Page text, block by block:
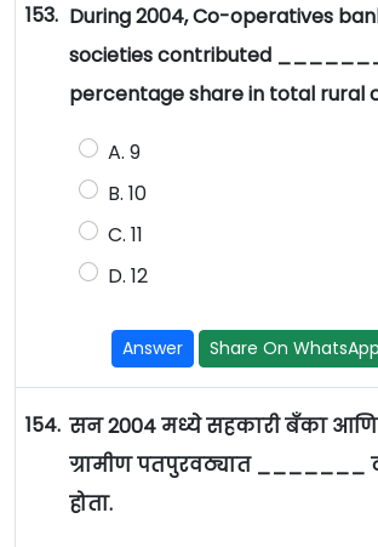
153. During 2004, Co-operatives
societies contributed
percentage share in total rural
A. 9
B. 10
C. 11
D. 12
Answer Share On WhatsApp
154. सन 2004 मध्ये सहकारी बँका
ग्रामीण पतपुरवठ्यात _______
होता.